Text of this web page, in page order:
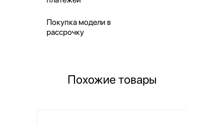
Покупка модели в
рассрочку
Похожие товары